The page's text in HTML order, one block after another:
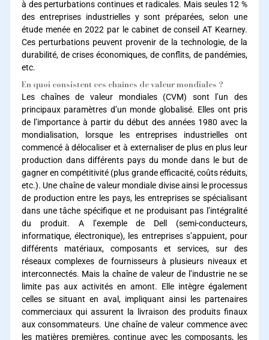
à des perturbations continues et radicales. Mais seules 12 %
des entreprises industrielles y sont préparées, selon une
étude menée en 2022 par le cabinet de conseil AT Kearney.
Ces perturbations peuvent provenir de la technologie, de la
durabilité, de crises économiques, de conflits, de pandémies,
etc.
En quoi consistent ces chaînes de valeur mondiales ?
Les chaînes de valeur mondiales (CVM) sont l’un des
principaux paramètres d’un monde globalisé. Elles ont pris
de l’importance à partir du début des années 1980 avec la
mondialisation, lorsque les entreprises industrielles ont
commencé à délocaliser et à externaliser de plus en plus leur
production dans différents pays du monde dans le but de
gagner en compétitivité (plus grande efficacité, coûts réduits,
etc.). Une chaîne de valeur mondiale divise ainsi le processus
de production entre les pays, les entreprises se spécialisant
dans une tâche spécifique et ne produisant pas l’intégralité
du produit. A l’exemple de Dell (semi-conducteurs,
informatique, électronique), les entreprises s’appuient, pour
différents matériaux, composants et services, sur des
réseaux complexes de fournisseurs à plusieurs niveaux et
interconnectés. Mais la chaîne de valeur de l’industrie ne se
limite pas aux activités en amont. Elle intègre également
celles se situant en aval, impliquant ainsi les partenaires
commerciaux qui assurent la livraison des produits finaux
aux consommateurs. Une chaîne de valeur commence avec
les matières premières, continue avec les composants, les